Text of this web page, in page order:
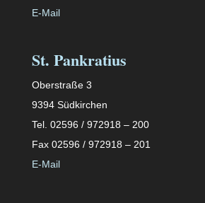
E-Mail
St. Pankratius
Oberstraße 3
9394 Südkirchen
Tel. 02596 / 972918 – 200
Fax 02596 / 972918 – 201
E-Mail